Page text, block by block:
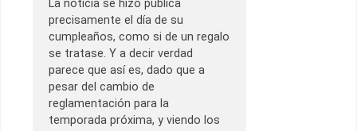
La noticia se hizo pública
precisamente el día de su
cumpleaños, como si de un regalo
se tratase. Y a decir verdad
parece que así es, dado que a
pesar del cambio de
reglamentación para la
temporada próxima, y viendo los